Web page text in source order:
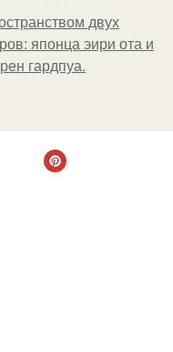
двух
японца эири ота и
гардпуа.